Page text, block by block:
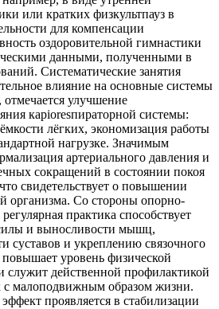
или кратких физкультпауз в
для компенсации
оздоровительной гимнастики
данными, полученными в
Систематические занятия
влияние на основные системы
улучшение
карioresпираторной системы:
лёгких, экономизация работы
нагрузке. Значимым
артериального давления и
сокращений в состоянии покоя
свидетельствует о повышении
организма. Со стороны опорно-
практика способствует
и выносливости мышц,
суставов и укреплению связочного
уровень физической
служит действенной профилактикой
с малоподвижным образом жизни.
проявляется в стабилизации